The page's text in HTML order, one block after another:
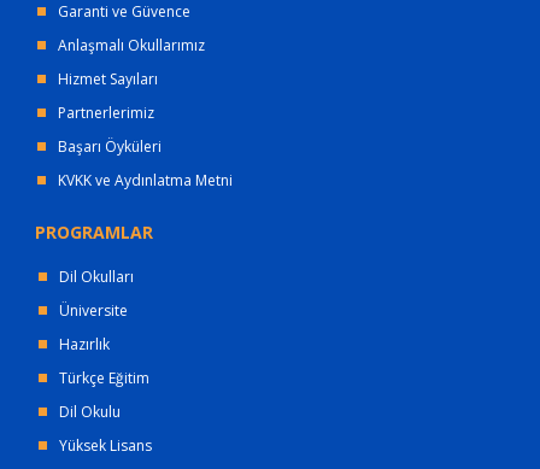
Garanti ve Güvence
Anlaşmalı Okullarımız
Hizmet Sayıları
Partnerlerimiz
Başarı Öyküleri
KVKK ve Aydınlatma Metni
PROGRAMLAR
Dil Okulları
Üniversite
Hazırlık
Türkçe Eğitim
Dil Okulu
Yüksek Lisans